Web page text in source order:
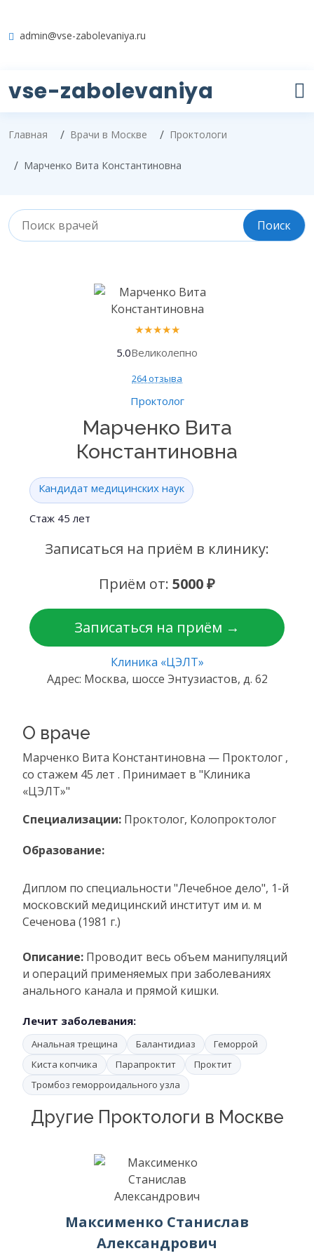
admin@vse-zabolevaniya.ru
vse-zabolevaniya
Главная Врачи в Москве Проктологи
Марченко Вита Константиновна
★★★★★
5.0Великолепно
264 отзыва
Проктолог
Марченко Вита
Константиновна
Кандидат медицинских наук
Стаж 45 лет
Записаться на приём в клинику:
Приём от: 5000 ₽
Записаться на приём →
Клиника «ЦЭЛТ»
Адрес: Москва, шоссе Энтузиастов, д. 62
О враче
Марченко Вита Константиновна — Проктолог ,
со стажем 45 лет . Принимает в "Клиника
«ЦЭЛТ»"
Специализации: Проктолог, Колопроктолог
Образование:
Диплом по специальности "Лечебное дело", 1-й
московский медицинский институт им и. м
Сеченова (1981 г.)
Описание: Проводит весь объем манипуляций
и операций применяемых при заболеваниях
анального канала и прямой кишки.
Лечит заболевания:
Анальная трещина Балантидиаз
Геморрой
Киста копчика
Парапроктит
Проктит
Тромбоз геморроидального узла
Другие Проктологи в Москве
Максименко Станислав
Александрович